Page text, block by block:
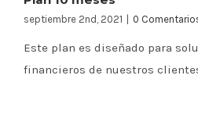
septiembre 2nd, 2021 0
Este plan es diseñado para
financieros de nuestros